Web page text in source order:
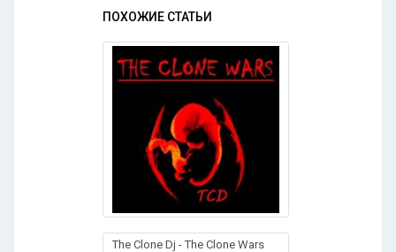
ПОХОЖИЕ СТАТЬИ
The Clone Dj - The Clone Wars